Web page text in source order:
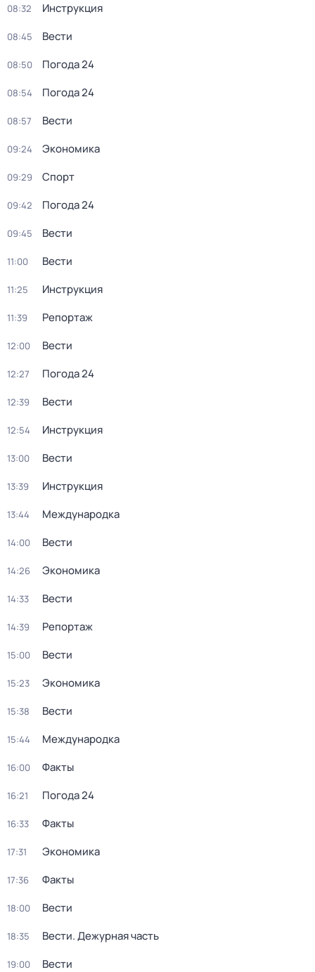
08:32 Инструкция
08:45 Вести
08:50 Погода 24
08:54 Погода 24
08:57 Вести
09:24 Экономика
09:29 Спорт
09:42 Погода 24
09:45 Вести
11:00 Вести
11:25 Инструкция
11:39 Репортаж
12:00 Вести
12:27 Погода 24
12:39 Вести
12:54 Инструкция
13:00 Вести
13:39 Инструкция
13:44 Международка
14:00 Вести
14:26 Экономика
14:33 Вести
14:39 Репортаж
15:00 Вести
15:23 Экономика
15:38 Вести
15:44 Международка
16:00 Факты
16:21 Погода 24
16:33 Факты
17:31 Экономика
17:36 Факты
18:00 Вести
18:35 Вести. Дежурная часть
19:00 Вести